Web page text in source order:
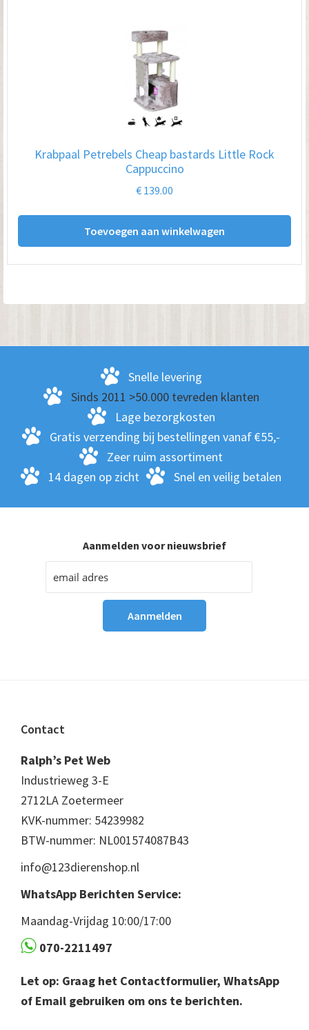
Krabpaal Petrebels Cheap bastards Little Rock
Cappuccino
€ 139.00
Toevoegen aan winkelwagen
Snelle levering
Sinds 2011 >50.000 tevreden klanten
Lage bezorgkosten
Gratis verzending bij bestellingen vanaf €55,-
Zeer ruim assortiment
14 dagen op zicht
Snel en veilig betalen
Aanmelden voor nieuwsbrief
Footer
Contact
Ralph’s Pet Web
Industrieweg 3-E
2712LA Zoetermeer
KVK-nummer: 54239982
BTW-nummer: NL001574087B43
info@123dierenshop.nl
WhatsApp Berichten Service:
Maandag-Vrijdag 10:00/17:00
070-2211497
Let op: Graag het Contactformulier, WhatsApp
of Email gebruiken om ons te berichten.